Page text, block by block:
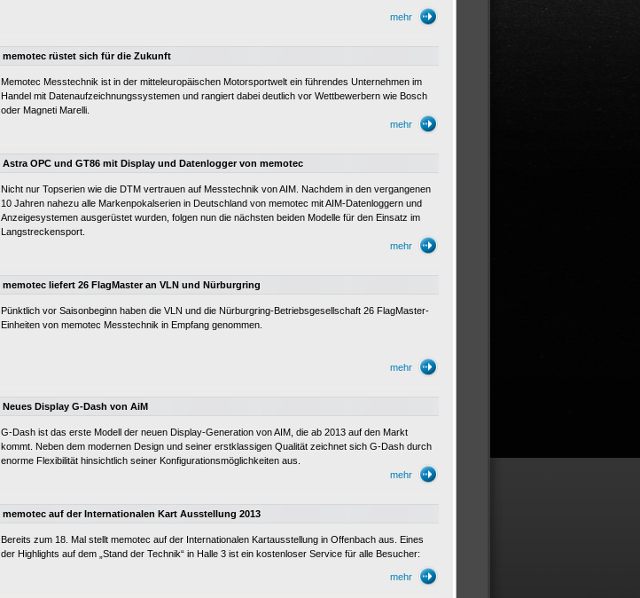
mehr
memotec rüstet sich für die Zukunft
Memotec Messtechnik ist in der mitteleuropäischen Motorsportwelt ein führendes Unternehmen im
Handel mit Datenaufzeichnungssystemen und rangiert dabei deutlich vor Wettbewerbern wie Bosch
oder Magneti Marelli.
mehr
Astra OPC und GT86 mit Display und Datenlogger von memotec
Nicht nur Topserien wie die DTM vertrauen auf Messtechnik von AIM. Nachdem in den vergangenen
10 Jahren nahezu alle Markenpokalserien in Deutschland von memotec mit AIM-Datenloggern und
Anzeigesystemen ausgerüstet wurden, folgen nun die nächsten beiden Modelle für den Einsatz im
Langstreckensport.
mehr
memotec liefert 26 FlagMaster an VLN und Nürburgring
Pünktlich vor Saisonbeginn haben die VLN und die Nürburgring-Betriebsgesellschaft 26 FlagMaster-
Einheiten von memotec Messtechnik in Empfang genommen.
mehr
Neues Display G-Dash von AiM
G-Dash ist das erste Modell der neuen Display-Generation von AIM, die ab 2013 auf den Markt
kommt. Neben dem modernen Design und seiner erstklassigen Qualität zeichnet sich G-Dash durch
enorme Flexibilität hinsichtlich seiner Konfigurationsmöglichkeiten aus.
mehr
memotec auf der Internationalen Kart Ausstellung 2013
Bereits zum 18. Mal stellt memotec auf der Internationalen Kartausstellung in Offenbach aus. Eines
der Highlights auf dem „Stand der Technik“ in Halle 3 ist ein kostenloser Service für alle Besucher:
mehr